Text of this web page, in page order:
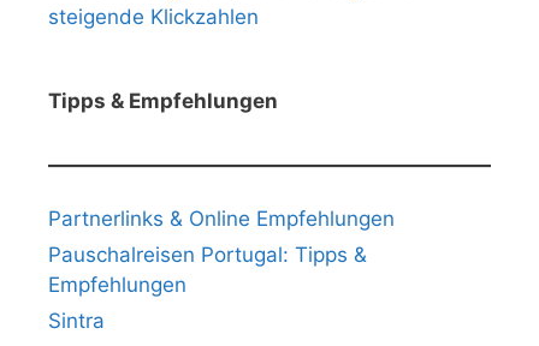
steigende Klickzahlen
Tipps & Empfehlungen
Partnerlinks & Online Empfehlungen
Pauschalreisen Portugal: Tipps &
Empfehlungen
Sintra